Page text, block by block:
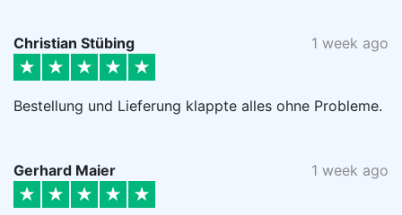
Christian Stübing 1 week ago
Bestellung und Lieferung klappte alles ohne Probleme.
Gerhard Maier 1 week ago